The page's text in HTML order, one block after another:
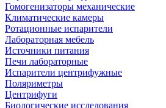
Гомогенизаторы механические
Климатические камеры
Ротационные испарители
Лабораторная мебель
Источники питания
Печи лабораторные
Испарители центрифужные
Поляриметры
Центрифуги
Биологические исследования